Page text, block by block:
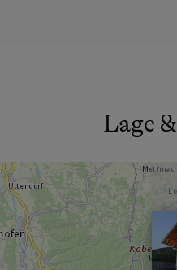
Doppelbett
Lage